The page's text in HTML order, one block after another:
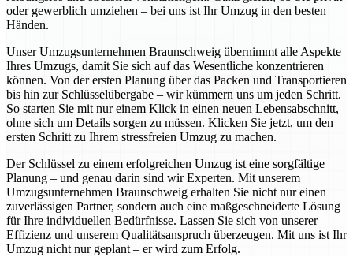
oder gewerblich umziehen – bei uns ist Ihr Umzug in den besten
Händen.
Unser Umzugsunternehmen Braunschweig übernimmt alle Aspekte
Ihres Umzugs, damit Sie sich auf das Wesentliche konzentrieren
können. Von der ersten Planung über das Packen und Transportieren
bis hin zur Schlüsselübergabe – wir kümmern uns um jeden Schritt.
So starten Sie mit nur einem Klick in einen neuen Lebensabschnitt,
ohne sich um Details sorgen zu müssen. Klicken Sie jetzt, um den
ersten Schritt zu Ihrem stressfreien Umzug zu machen.
Der Schlüssel zu einem erfolgreichen Umzug ist eine sorgfältige
Planung – und genau darin sind wir Experten. Mit unserem
Umzugsunternehmen Braunschweig erhalten Sie nicht nur einen
zuverlässigen Partner, sondern auch eine maßgeschneiderte Lösung
für Ihre individuellen Bedürfnisse. Lassen Sie sich von unserer
Effizienz und unserem Qualitätsanspruch überzeugen. Mit uns ist Ihr
Umzug nicht nur geplant – er wird zum Erfolg.